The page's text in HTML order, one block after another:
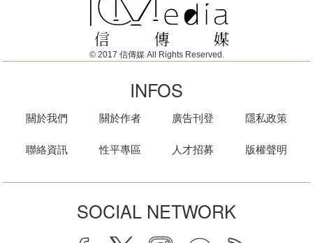
© 2017 信傳媒 All Rights Reserved.
INFOS
關於我們
聯絡資訊
關於作者
性平專區
廣告刊登
人才招募
隱私政策
版權聲明
SOCIAL NETWORK